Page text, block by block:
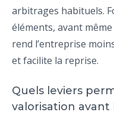
arbitrages habituels.
éléments, avant
rend l’entreprise
et facilite la reprise.
Quels leviers
valorisation avant